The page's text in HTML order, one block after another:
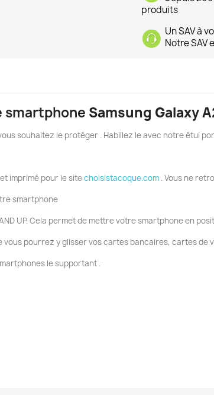
produits
Un SAV à
Notre SAV
smartphone Samsung Galaxy
souhaitez le protéger . Habillez le avec notre étui
imprimé pour le sitechoisistacoque.com . Vous ne
smartphone
UP. Cela permet de mettre votre smartphone en
pourrez y glisser vos cartes bancaires, cartes de
le supportant .